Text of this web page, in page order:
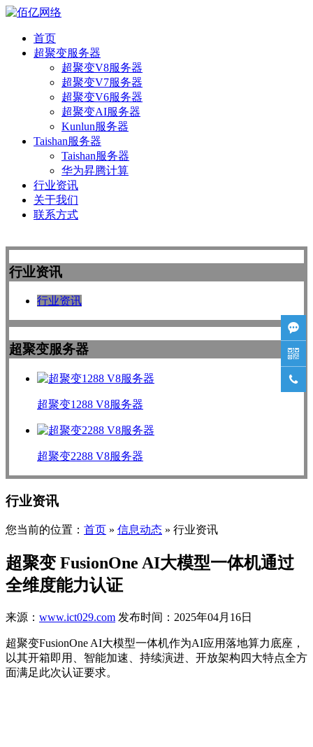
首页
超聚变服务器
超聚变V8服务器
超聚变V7服务器
超聚变V6服务器
超聚变AI服务器
Kunlun服务器
Taishan服务器
Taishan服务器
华为昇腾计算
行业资讯
关于我们
联系方式
行业资讯
行业资讯
超聚变服务器
超聚变1288 V8服务器
超聚变2288 V8服务器
行业资讯
您当前的位置： 首页 » 信息动态 » 行业资讯
超聚变 FusionOne AI大模型一体机通过
全维度能力认证
来源： www.ict029.com 发布时间：2025年04月16日
超聚变FusionOne AI大模型一体机作为AI应用落地算力底座，
以其开箱即用、智能加速、持续演进、开放架构四大特点全方
面满足此次认证要求。


